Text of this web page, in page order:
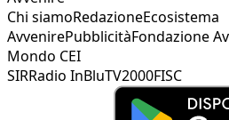
Chi siamoRedazioneEcosistema
AvvenirePubblicitàFondazione
Mondo CEI
SIRRadio InBluTV2000FISC